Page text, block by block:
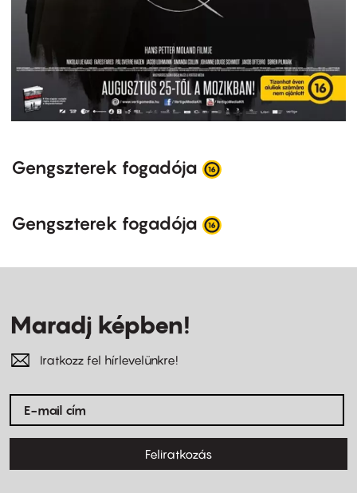
Gengszterek fogadója
Gengszterek fogadója
Maradj képben!
Iratkozz fel hírlevelünkre!
Feliratkozás